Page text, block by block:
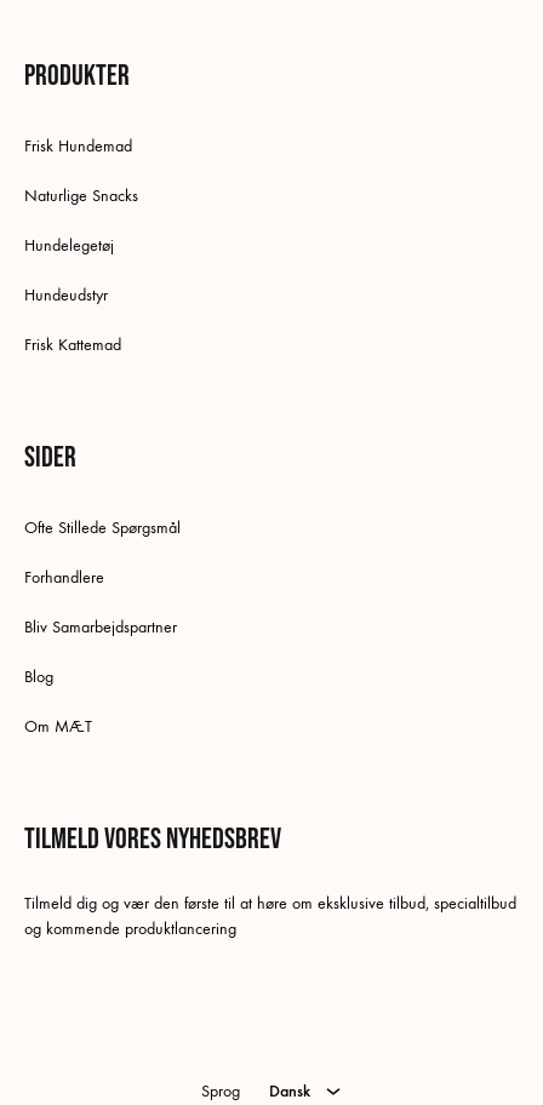
Produkter
Frisk Hundemad
Naturlige Snacks
Hundelegetøj
Hundeudstyr
Frisk Kattemad
Sider
Ofte Stillede Spørgsmål
Forhandlere
Bliv Samarbejdspartner
Blog
Om MÆT
Tilmeld vores nyhedsbrev
Tilmeld dig og vær den første til at høre om eksklusive tilbud, specialtilbud
og kommende produktlancering
Sprog Dansk